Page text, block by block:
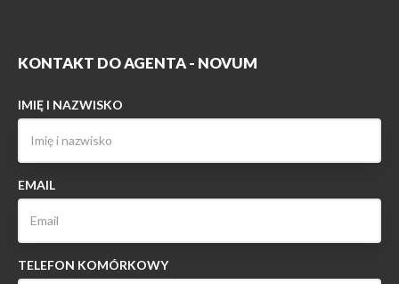
KONTAKT DO AGENTA - NOVUM
IMIĘ I NAZWISKO
EMAIL
TELEFON KOMÓRKOWY